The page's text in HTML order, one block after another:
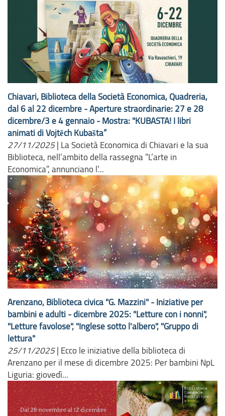
Chiavari, Biblioteca della Società Economica, Quadreria,
dal 6 al 22 dicembre - Aperture straordinarie: 27 e 28
dicembre/3 e 4 gennaio - Mostra: "KUBASTA! I libri
animati di Vojtěch Kubašta”
27/11/2025 | La Società Economica di Chiavari e la sua
Biblioteca, nell’ambito della rassegna “L’arte in
Economica”, annunciano l’...
Arenzano, Biblioteca civica "G. Mazzini" - Iniziative per
bambini e adulti - dicembre 2025: "Letture con i nonni",
"Letture favolose", "Inglese sotto l'albero", "Gruppo di
lettura"
25/11/2025 | Ecco le iniziative della biblioteca di
Arenzano per il mese di dicembre 2025: Per bambini NpL
Liguria: giovedì...